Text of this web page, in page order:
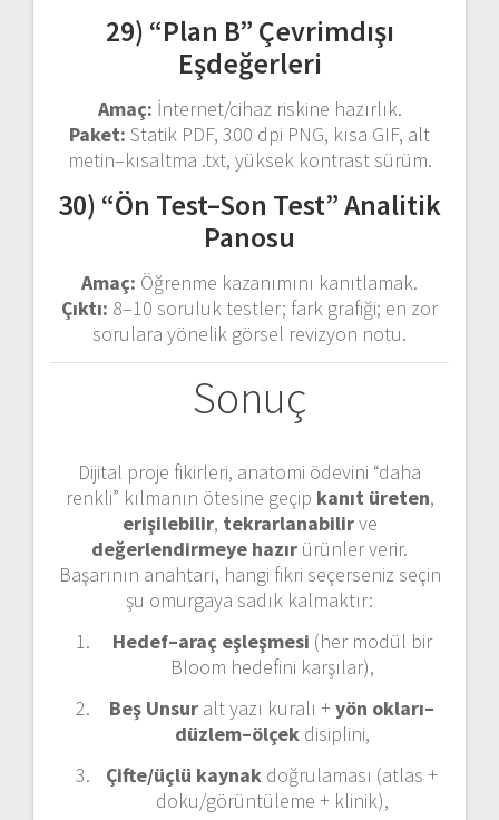
29) “Plan B” Çevrimdışı
Eşdeğerleri
Amaç: İnternet/cihaz riskine hazırlık.
Paket: Statik PDF, 300 dpi PNG, kısa GIF, alt
metin–kısaltma .txt, yüksek kontrast sürüm.
30) “Ön Test–Son Test” Analitik
Panosu
Amaç: Öğrenme kazanımını kanıtlamak.
Çıktı: 8–10 soruluk testler; fark grafiği; en zor
sorulara yönelik görsel revizyon notu.
Sonuç
Dijital proje fikirleri, anatomi ödevini “daha
renkli” kılmanın ötesine geçip kanıt üreten,
erişilebilir, tekrarlanabilirve
değerlendirmeye hazır ürünler verir.
Başarının anahtarı, hangi fikri seçerseniz seçin
şu omurgaya sadık kalmaktır:
Hedef–araç eşleşmesi (her modül bir
Bloom hedefini karşılar),
Beş Unsur alt yazı kuralı +yön okları–
düzlem–ölçekdisiplini,
Çifte/üçlü kaynak doğrulaması (atlas +
doku/görüntüleme + klinik),